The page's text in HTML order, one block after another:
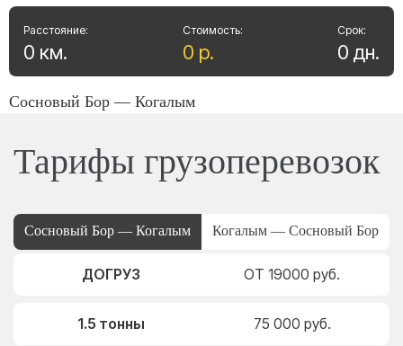
Стоимость:
0 р.
Расстояние:
0 км.
Срок:
0 дн.
Сосновый Бор — Когалым
Тарифы грузоперевозок
Сосновый Бор — Когалым Когалым — Сосновый Бор
ДОГРУЗ ОТ 19000 руб.
1.5 тонны 75 000 руб.